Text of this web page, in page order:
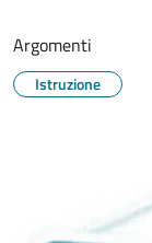
Argomenti
Istruzione